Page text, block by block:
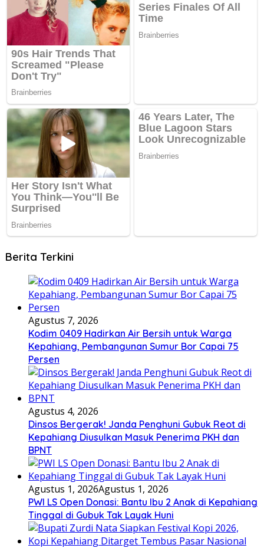
Berita Terkini
Agustus 7, 2026
Kodim 0409 Hadirkan Air Bersih untuk Warga
Kepahiang, Pembangunan Sumur Bor Capai 75
Persen
Agustus 4, 2026
Dinsos Bergerak! Janda Penghuni Gubuk Reot di
Kepahiang Diusulkan Masuk Penerima PKH dan
BPNT
Agustus 1, 2026Agustus 1, 2026
PWI LS Open Donasi: Bantu Ibu 2 Anak di Kepahiang
Tinggal di Gubuk Tak Layak Huni